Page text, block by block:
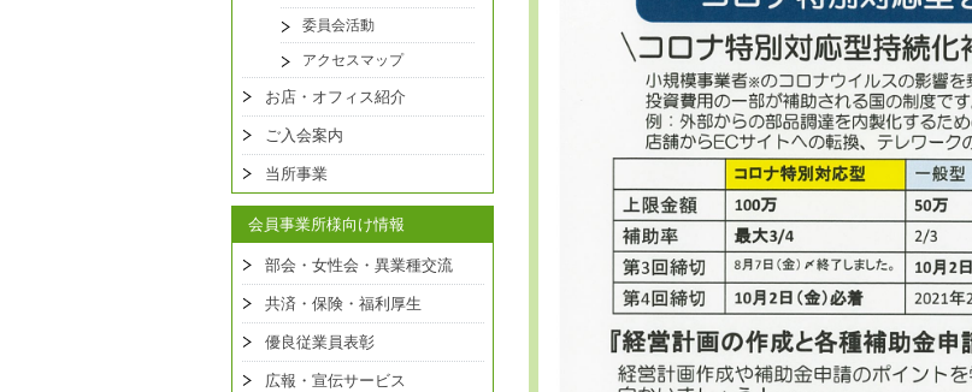
委員会活動
アクセスマップ
お店・オフィス紹介
ご入会案内
当所事業
会員事業所様向け情報
部会・女性会・異業種交流
共済・保険・福利厚生
優良従業員表彰
広報・宣伝サービス